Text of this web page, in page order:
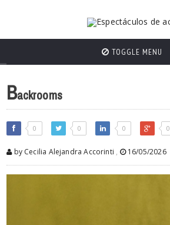
TOGGLE MENU
Backrooms
0 0 0 0
by Cecilia Alejandra Accorinti , 16/05/2026